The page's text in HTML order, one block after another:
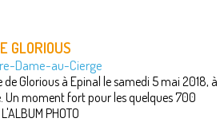
GLORIOUS
Dame-au-Cierge
Glorious à Epinal le samedi 5 mai 2018, à
Un moment fort pour les quelques 700
PHOTO